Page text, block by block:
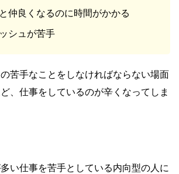
仲良くなるのに時間がかかる
シュが苦手
苦手なことをしなければならない場面
、仕事をしているのが辛くなってしま
い仕事を苦手としている内向型の人に